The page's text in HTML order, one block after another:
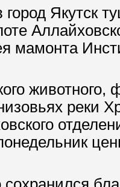
Якутск
мамонта
реки